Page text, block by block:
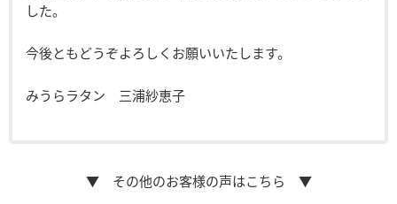
した。
今後ともどうぞよろしくお願いいたします。
みうらラタン 三浦紗恵子
▼ その他のお客様の声はこちら ▼